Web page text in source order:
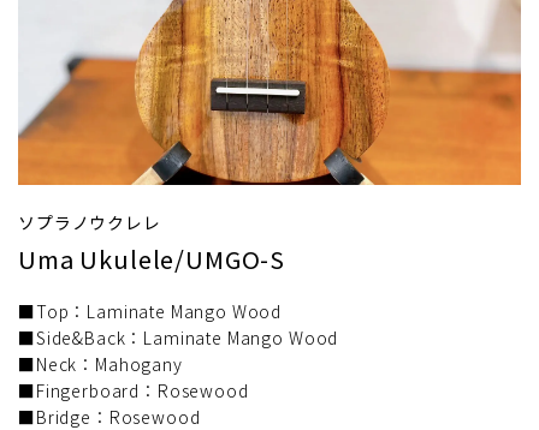
ソプラノウクレレ
Uma Ukulele/UMGO-S
■Top：Laminate Mango Wood
■Side&Back：Laminate Mango Wood
■Neck：Mahogany
■Fingerboard：Rosewood
■Bridge：Rosewood